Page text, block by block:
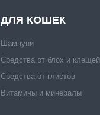
ДЛЯ КОШЕК
Шампуни
Средства от блох и клещей
Средства от глистов
Витамины и минералы